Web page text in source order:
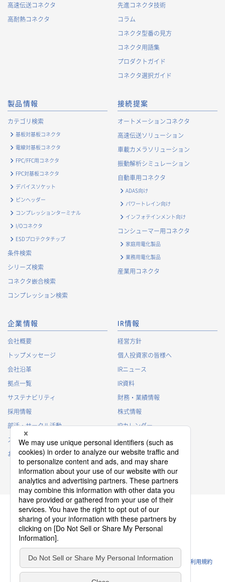
高速伝送コネクタ
高耐熱コネクタ
先進コネクタ技術
コラム
コネクタ型番の見方
コネクタ用語集
プロダクトガイド
コネクタ選択ガイド
製品情報
カテゴリ検索
基板対基板コネクタ
電線対基板コネクタ
FPC/FFC用コネクタ
FPC対基板コネクタ
デバイスソケット
ピンヘッダー
コンプレッションターミナル
I/Oコネクタ
ESDプロテクタチップ
条件検索
シリーズ検索
コネクタ嵌合検索
コンプレッション検索
接続提案
オートメーションコネクタ
高速伝送ソリューション
車載カメラソリューション
振動解析シミュレーション
自動車用コネクタ
ADAS向け
パワートレイン向け
インフォテインメント向け
コンシューマー用コネクタ
家庭用電化製品
業務用電化製品
産業用コネクタ
企業情報
会社概要
トップメッセージ
会社沿革
拠点一覧
サステナビリティ
採用情報
部活・サークル活動
スポンサー活動
お問い合わせ
IR情報
経営方針
個人投資家の皆様へ
IRニュース
IR資料
財務・業績情報
株式情報
IRカレンダー
IRに関するよくあるご質問
IRポリシー
免責事項
プライバシーポリシー
クッキーポリシー
ソーシャルメディアポリシー
ウェブサイトのご利用条件 利用規約